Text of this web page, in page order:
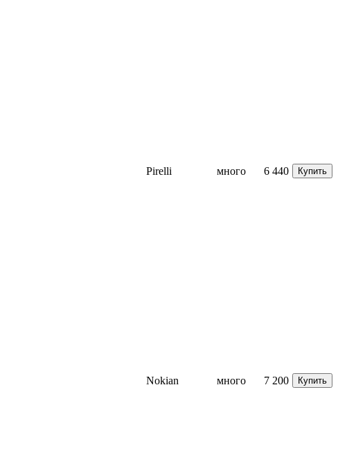
Pirelli много 6 440 Купить
Nokian много 7 200 Купить